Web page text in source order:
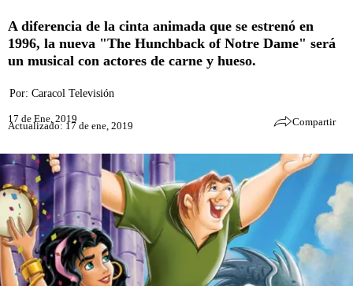
A diferencia de la cinta animada que se estrenó en
1996, la nueva "The Hunchback of Notre Dame" será
un musical con actores de carne y hueso.
Por: Caracol Televisión
17 de Ene, 2019
Actualizado: 17 de ene, 2019 Compartir